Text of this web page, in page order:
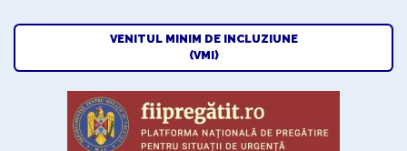
VENITUL MINIM DE INCLUZIUNE
(VMI)